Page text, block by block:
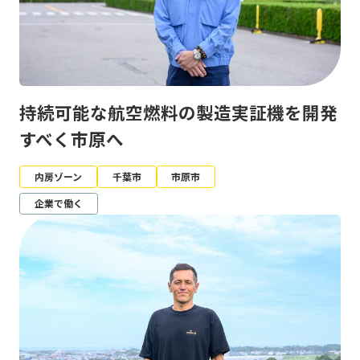
持続可能な航空燃料の製造実証機を開発
すべく市原へ
内房ゾーン 千葉市
市原市
企業で働く